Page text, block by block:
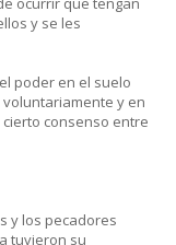
y se les
poder en el suelo
y en
consenso entre
y los pecadores
tuvieron su